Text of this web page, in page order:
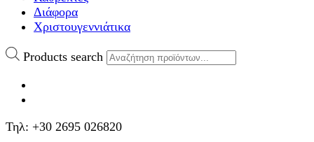
Διάφορα
Χριστουγεννιάτικα
Products search
Τηλ: +30 2695 026820